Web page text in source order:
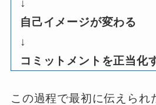
自己イメージが変わる
↓
コミットメントを正当化
この過程で最初に伝えられ